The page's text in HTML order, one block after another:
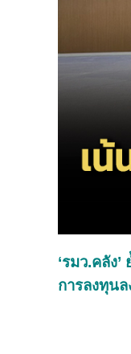
‘รมว.คลัง
การลงทุนล